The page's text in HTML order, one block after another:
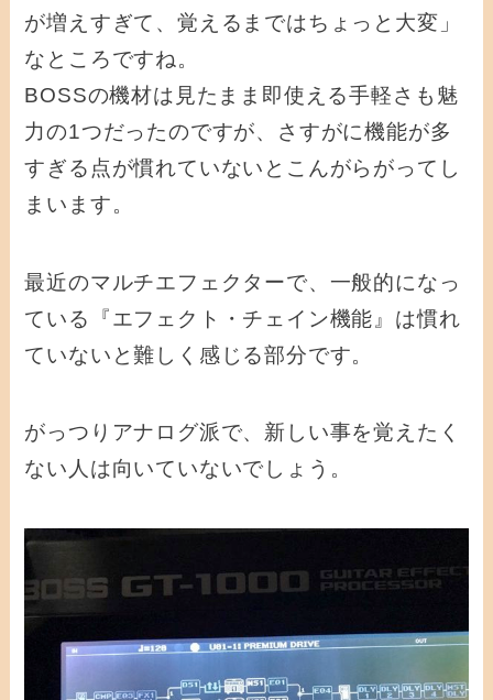
が増えすぎて、覚えるまではちょっと大変」
なところですね。
BOSSの機材は見たまま即使える手軽さも魅
力の1つだったのですが、さすがに機能が多
すぎる点が慣れていないとこんがらがってし
まいます。
最近のマルチエフェクターで、一般的になっ
ている『エフェクト・チェイン機能』は慣れ
ていないと難しく感じる部分です。
がっつりアナログ派で、新しい事を覚えたく
ない人は向いていないでしょう。